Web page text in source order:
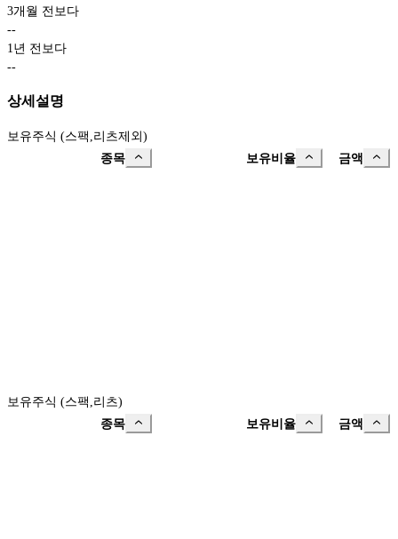
3개월 전보다
--
1년 전보다
--
상세설명
보유주식 (스팩,리츠제외)
종목
보유비율 금액
보유주식 (스팩,리츠)
종목
보유비율 금액